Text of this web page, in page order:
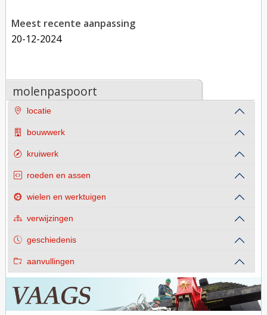
Meest recente aanpassing
20-12-2024
molenpaspoort
locatie
bouwwerk
kruiwerk
roeden en assen
wielen en werktuigen
verwijzingen
geschiedenis
aanvullingen